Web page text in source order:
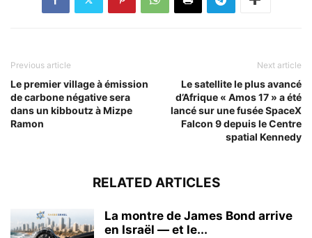
Previous article
Le premier village à émission
de carbone négative sera
dans un kibboutz à Mizpe
Ramon
Next article
Le satellite le plus avancé
d’Afrique « Amos 17 » a été
lancé sur une fusée SpaceX
Falcon 9 depuis le Centre
spatial Kennedy
RELATED ARTICLES
La montre de James Bond arrive
en Israël — et le...